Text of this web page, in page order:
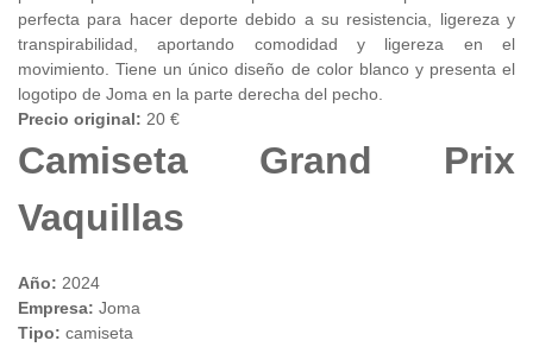
perfecta para hacer deporte debido a su resistencia, ligereza y
transpirabilidad, aportando comodidad y ligereza en el
movimiento. Tiene un único diseño de color blanco y presenta el
logotipo de Joma en la parte derecha del pecho.
Precio original: 20 €
Camiseta Grand Prix
Vaquillas
Año: 2024
Empresa: Joma
Tipo: camiseta